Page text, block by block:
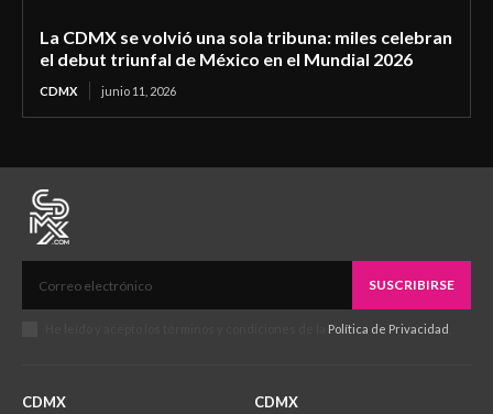
La CDMX se volvió una sola tribuna: miles celebran
el debut triunfal de México en el Mundial 2026
CDMX junio 11, 2026
SUSCRIBIRSE
Política de Privacidad
CDMX
CDMX